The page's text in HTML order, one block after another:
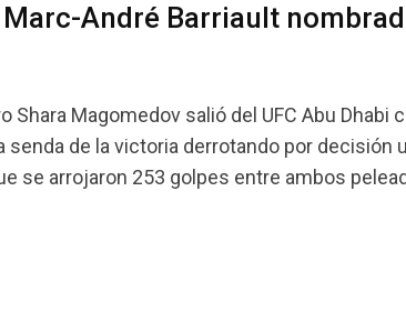
André Barriault
Shara Magomedov salió del UFC Abu Dhabi
senda de la victoria derrotando por decisión
se arrojaron 253 golpes entre ambos